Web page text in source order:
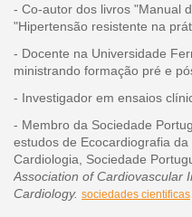
- Co-autor dos livros "Manual
"Hipertensão resistente na
- Docente na Universidade
ministrando formação pré e
- Investigador em ensaios
- Membro da Sociedade
estudos de Ecocardiografiada
Cardiologia, Sociedade
Association of Cardiovascular
Cardiology. sociedades cientificas